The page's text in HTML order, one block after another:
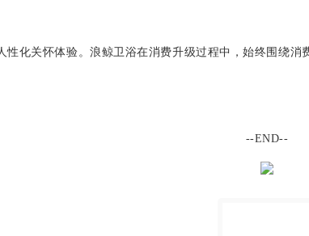
性化关怀体验。浪鲸卫浴在消费升级过程中，始终围绕
--END--